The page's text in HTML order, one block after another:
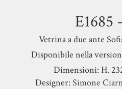
E1685
Vetrina a due ante
Disponibile nella
Dimensioni: H.
Designer: Simone